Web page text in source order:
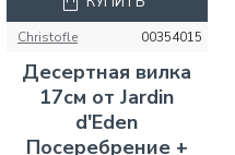
Christofle 00354015
Десертная вилка
17см от Jardin
d'Eden
Посеребрение +